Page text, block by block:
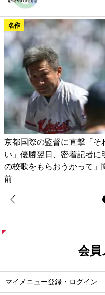
名作
京都国際の監督に直撃「そ
い」優勝翌日、密着記者に
の校歌をもらおうかって」
前
会員
マイメニュー登録・ログイン